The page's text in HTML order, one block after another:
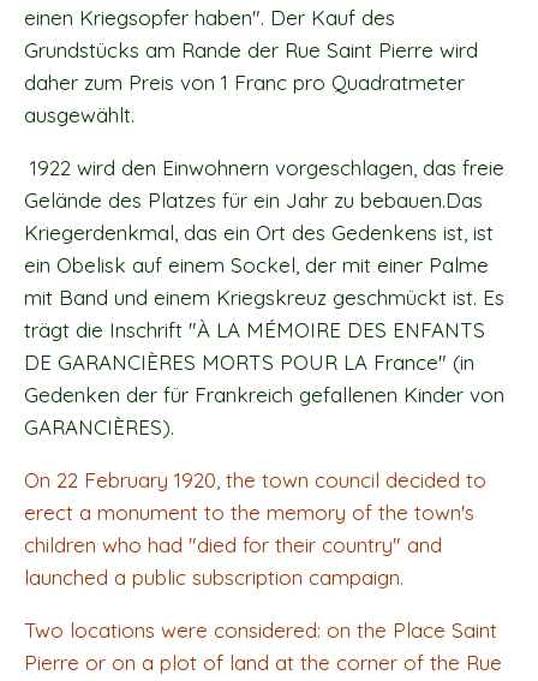
einen Kriegsopfer haben". Der Kauf des
Grundstücks am Rande der Rue Saint Pierre wird
daher zum Preis von 1 Franc pro Quadratmeter
ausgewählt.
1922 wird den Einwohnern vorgeschlagen, das freie
Gelände des Platzes für ein Jahr zu bebauen.Das
Kriegerdenkmal, das ein Ort des Gedenkens ist, ist
ein Obelisk auf einem Sockel, der mit einer Palme
mit Band und einem Kriegskreuz geschmückt ist. Es
trägt die Inschrift "À LA MÉMOIRE DES ENFANTS
DE GARANCIÈRES MORTS POUR LA France" (in
Gedenken der für Frankreich gefallenen Kinder von
GARANCIÈRES).
On 22 February 1920, the town council decided to
erect a monument to the memory of the town's
children who had "died for their country" and
launched a public subscription campaign.
Two locations were considered: on the Place Saint
Pierre or on a plot of land at the corner of the Rue